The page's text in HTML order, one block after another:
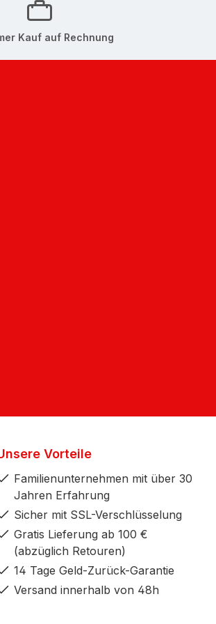
den Rucksack wählen, der
ihn ideal für Sportler und
Kauf auf Rechnung
Vorteile
Familienunternehmen mit über 30
Jahren Erfahrung
Sicher mit SSL-Verschlüsselung
Gratis Lieferung ab 100 €
(abzüglich Retouren)
14 Tage Geld-Zurück-Garantie
Versand innerhalb von 48h